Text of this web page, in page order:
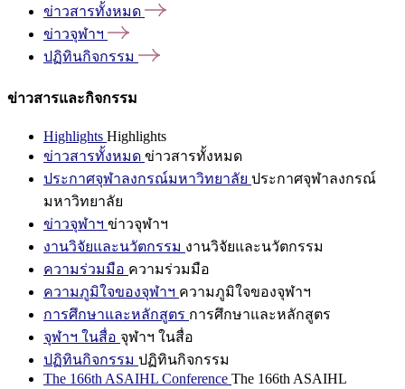
ข่าวสารทั้งหมด
ข่าวจุฬาฯ
ปฏิทินกิจกรรม
ข่าวสารและกิจกรรม
Highlights Highlights
ข่าวสารทั้งหมด ข่าวสารทั้งหมด
ประกาศจุฬาลงกรณ์มหาวิทยาลัย ประกาศจุฬาลงกรณ์
มหาวิทยาลัย
ข่าวจุฬาฯ ข่าวจุฬาฯ
งานวิจัยและนวัตกรรม งานวิจัยและนวัตกรรม
ความร่วมมือ ความร่วมมือ
ความภูมิใจของจุฬาฯ ความภูมิใจของจุฬาฯ
การศึกษาและหลักสูตร การศึกษาและหลักสูตร
จุฬาฯ ในสื่อ จุฬาฯ ในสื่อ
ปฏิทินกิจกรรม ปฏิทินกิจกรรม
The 166th ASAIHL Conference The 166th ASAIHL